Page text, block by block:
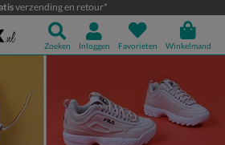
verzending en retour*
Zoeken Inloggen Favorieten Winkelmand